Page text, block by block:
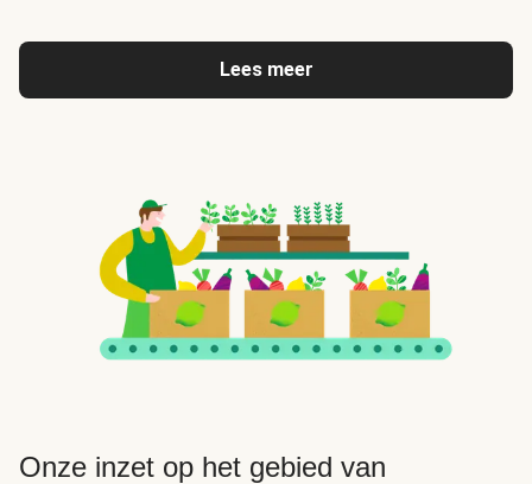
Lees meer
Onze inzet op het gebied van